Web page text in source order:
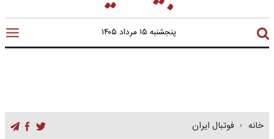
پنجشنبه ۱۵ مرداد ۱۴۰۵
خانه فوتبال ایران